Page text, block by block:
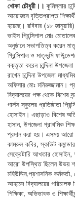
খোকা চৌধুরী।। কুমিল্লার
আয়োজনে বৃত্তিপ্রাপ্ত
হয়েছে। রবিবার (১৮
ভাইস প্রিন্সিপাল মোঃ
অনুষ্ঠানে সভাপতিত্ব করেন
প্রিন্সিপাল ও মাতৃভূমি
বক্তৃতা করেন চান্দিনা
রাখেন চান্দিনা উপজেলা
অফিসার মোঃ মনিরুজ্জামান।
বিদ‍্যালয়ের পক্ষ থেকে
গার্লস স্কুলের প্রতিষ্ঠাতা
হোসাইন। এছাড়াও বিশেষ
হাসান, উপজেলা প্রাথমিক
প্রদান করা হয়। এসময় আরো
কামরুল কবির, স্কাউট
সেক্রেটারি আখতার
আরো উপস্থিত ছিলেন উভয়
মহিউদ্দিন,প্রশাসনিক
আহমেদ বিদ‍্যালয়ের পরিচালক
শিক্ষিকা, অভিভাবক ও